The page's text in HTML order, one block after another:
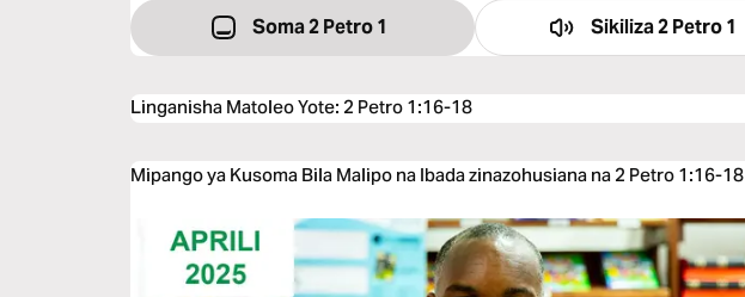
Soma 2 Petro 1 Sikiliza2 Petro 1
Linganisha Matoleo Yote: 2 Petro 1:16-18
Mipango ya Kusoma Bila Malipo na Ibada zinazohusiana na 2 Petro 1:16-18